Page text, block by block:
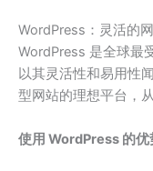
WordPress：灵活的
WordPress 是全球最
以其灵活性和易用性
型网站的理想平台，
使用 WordPress 的优